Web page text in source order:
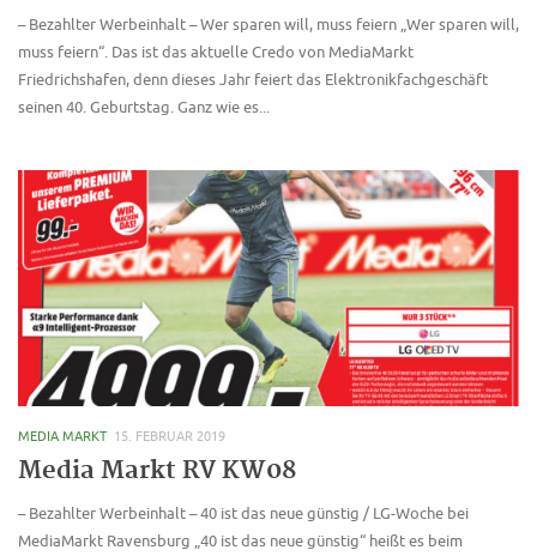
– Bezahlter Werbeinhalt – Wer sparen will, muss feiern „Wer sparen will,
muss feiern“. Das ist das aktuelle Credo von MediaMarkt
Friedrichshafen, denn dieses Jahr feiert das Elektronikfachgeschäft
seinen 40. Geburtstag. Ganz wie es...
MEDIA MARKT 15. FEBRUAR 2019
Media Markt RV KW08
– Bezahlter Werbeinhalt – 40 ist das neue günstig / LG-Woche bei
MediaMarkt Ravensburg „40 ist das neue günstig“ heißt es beim